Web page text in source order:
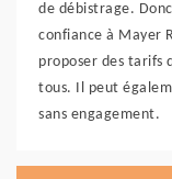
de débistrage.
confiance à Mayer
proposer des tarifs
tous. Il peut
sans engagement.